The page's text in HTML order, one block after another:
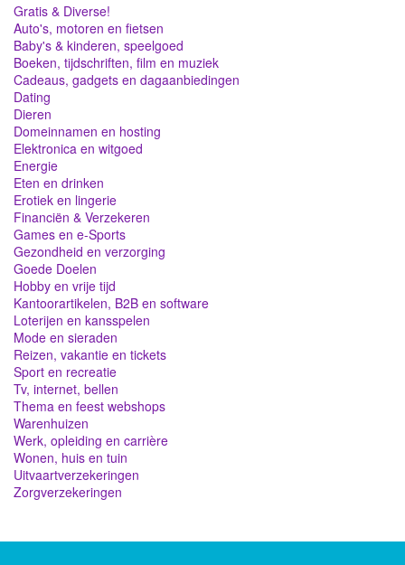
Gratis & Diverse!
Auto's, motoren en fietsen
Baby's & kinderen, speelgoed
Boeken, tijdschriften, film en muziek
Cadeaus, gadgets en dagaanbiedingen
Dating
Dieren
Domeinnamen en hosting
Elektronica en witgoed
Energie
Eten en drinken
Erotiek en lingerie
Financiën & Verzekeren
Games en e-Sports
Gezondheid en verzorging
Goede Doelen
Hobby en vrije tijd
Kantoorartikelen, B2B en software
Loterijen en kansspelen
Mode en sieraden
Reizen, vakantie en tickets
Sport en recreatie
Tv, internet, bellen
Thema en feest webshops
Warenhuizen
Werk, opleiding en carrière
Wonen, huis en tuin
Uitvaartverzekeringen
Zorgverzekeringen